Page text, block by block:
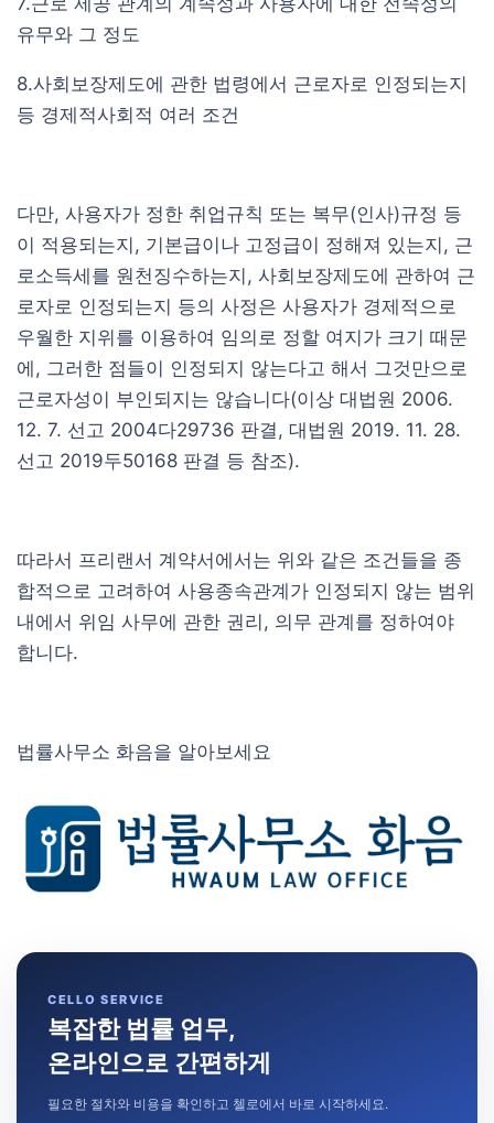
유무와 그 정도
8.사회보장제도에 관한 법령에서 근로자로 인정되는지
등 경제적사회적 여러 조건
다만, 사용자가 정한 취업규칙 또는 복무(인사)규정 등
이 적용되는지, 기본급이나 고정급이 정해져 있는지, 근
로소득세를 원천징수하는지, 사회보장제도에 관하여 근
로자로 인정되는지 등의 사정은 사용자가 경제적으로
우월한 지위를 이용하여 임의로 정할 여지가 크기 때문
에, 그러한 점들이 인정되지 않는다고 해서 그것만으로
근로자성이 부인되지는 않습니다(이상 대법원 2006.
12. 7. 선고 2004다29736 판결, 대법원 2019. 11. 28.
선고 2019두50168 판결 등 참조).
따라서 프리랜서 계약서에서는 위와 같은 조건들을 종
합적으로 고려하여 사용종속관계가 인정되지 않는 범위
내에서 위임 사무에 관한 권리, 의무 관계를 정하여야
합니다.
법률사무소 화음을 알아보세요
CELLO SERVICE
복잡한 법률 업무,
온라인으로 간편하게
필요한 절차와 비용을 확인하고 첼로에서 바로 시작하세요.